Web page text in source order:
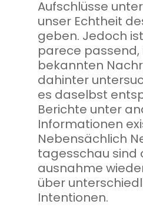
Aufschlüsse
unser Echtheit
geben. Jedoch
parece
bekannten
dahinter
es daselbst
Berichte unter
Informationen
Nebensächlich
tagesschau sind
ausnahme
über
Intentionen.